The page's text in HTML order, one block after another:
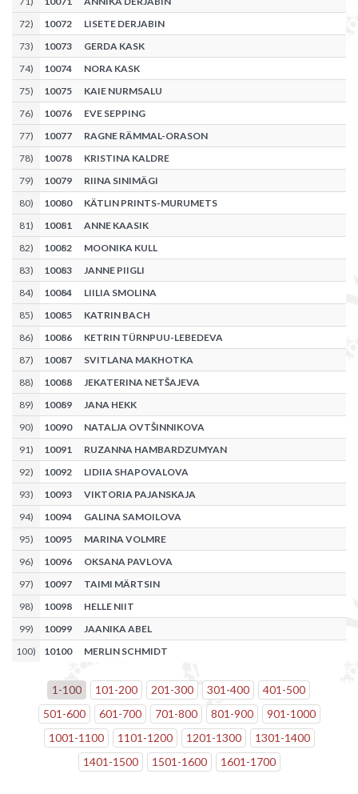
72) 10072
LISETE DERJABIN
73) 10073
GERDA KASK
74) 10074
NORA KASK
75) 10075
KAIE NURMSALU
76) 10076
EVE SEPPING
77) 10077
RAGNE RÄMMAL-ORASON
78) 10078
KRISTINA KALDRE
79) 10079
RIINA SINIMÄGI
80) 10080
KÄTLIN PRINTS-MURUMETS
81) 10081
ANNE KAASIK
82) 10082
MOONIKA KULL
83) 10083
JANNE PIIGLI
84) 10084
LIILIA SMOLINA
85) 10085
KATRIN BACH
86) 10086
KETRIN TÜRNPUU-LEBEDEVA
87) 10087
SVITLANA MAKHOTKA
88) 10088
JEKATERINA NETŠAJEVA
89) 10089
JANA HEKK
90) 10090
NATALJA OVTŠINNIKOVA
91) 10091
RUZANNA HAMBARDZUMYAN
92) 10092
LIDIIA SHAPOVALOVA
93) 10093
VIKTORIA PAJANSKAJA
94) 10094
GALINA SAMOILOVA
95) 10095
MARINA VOLMRE
96) 10096
OKSANA PAVLOVA
97) 10097
TAIMI MÄRTSIN
98) 10098
HELLE NIIT
99) 10099
JAANIKA ABEL
100) 10100 MERLIN SCHMIDT
1-100 101-200 201-300 301-400 401-500
501-600 601-700 701-800 801-900 901-1000
1001-1100 1101-1200 1201-1300 1301-1400
1401-1500 1501-1600 1601-1700